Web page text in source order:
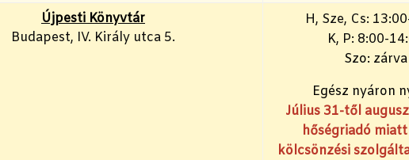
Újpesti Könyvtár
Budapest, IV. Király utca 5.
H, Sze, Cs:
K, P: 8:00-
Szo: zárva
Egész nyáron
Július 31-től
hőségriadó
kölcsönzési